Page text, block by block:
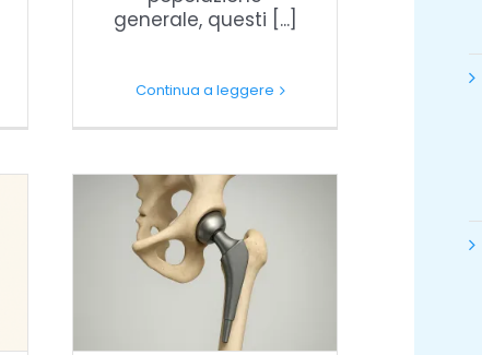
generale, questi [...]
Continua a leggere